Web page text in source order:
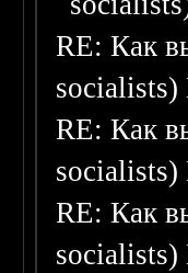
RE: Как
socialists)
RE: Как
socialists)
RE: Как
socialists)